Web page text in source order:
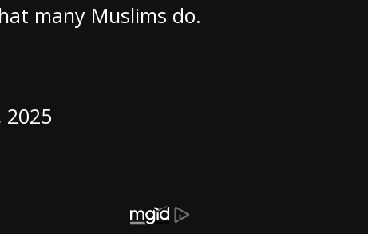
many Muslims do.
2025